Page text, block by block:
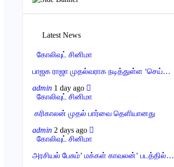
Latest News
கோலிவுட் சினிமா
பாஜக ராஜா முதல்வராக நடித்துள்ள ‘செய்…
admin 1 day ago
கோலிவுட் சினிமா
‎ கரிகாலன் முதல் பார்வை தெளியானது
admin 2 days ago
கோலிவுட் சினிமா
அரசியல் பேசும்’ மக்கள் காவலன்’ படத்தில்…